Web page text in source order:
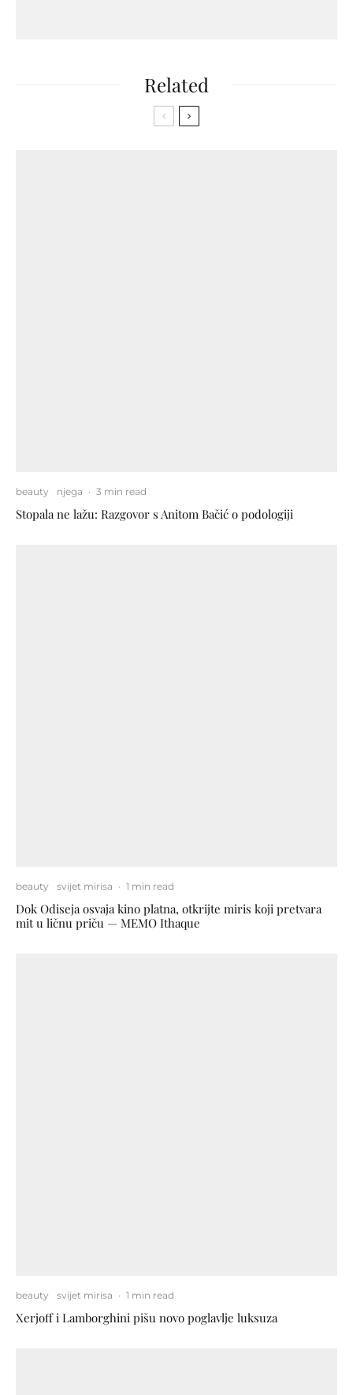
Related
beauty njega · 3 min read
Stopala ne lažu: Razgovor s Anitom Bačić o podologiji
beauty svijet mirisa · 1 min read
Dok Odiseja osvaja kino platna, otkrijte miris koji pretvara
mit u ličnu priču — MEMO Ithaque
beauty svijet mirisa · 1 min read
Xerjoff i Lamborghini pišu novo poglavlje luksuza